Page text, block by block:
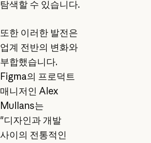
탐색할 수 있습니다.
또한 이러한 발전은
업계 전반의 변화와
부합했습니다.
Figma의 프로덕트
매니저인 Alex
Mullans는
"디자인과 개발
사이의 전통적인